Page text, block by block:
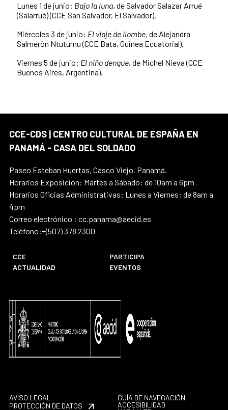
Lunes 1 de junio: Bajo la luna, de Salvador Salazar Arrué
(Salarrué) (CCE San Salvador, El Salvador).
Miércoles 3 de junio: El viaje de Ilombe, de Alejandra
Salmerón Ntutumu (CCE Bata, Guinea Ecuatorial).
Viernes 5 de junio: El niño dengue, de Michel Nieva (CCE
Buenos Aires, Argentina).
CCE-CDS | CENTRO CULTURAL DE ESPAÑA EN
PANAMÁ - CASA DEL SOLDADO
Paseo Esteban Huertas, Casco Viejo. Panamá.
Horarios Exposición: Martes a Sábado: de 10am a 6pm
Horarios Oficias Administrativas: Lunes a Viernes: de 8am a
4pm
Correo electrónico : cc.panama@aecid.es
Teléfono:+(507) 378 2300
CCE
PARTICIPA
ACTUALIDAD
EVENTOS
AVISO LEGAL
PROTECCIÓN DE DATOS
GUÍA DE NAVEGACIÓN
ACCESIBILIDAD